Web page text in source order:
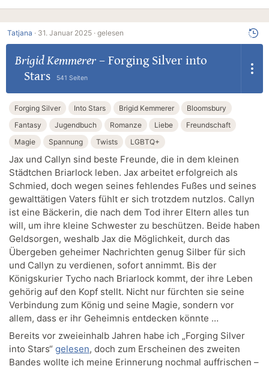
Tatjana · 31. Januar 2025 · gelesen
Brigid Kemmerer– Forging Silver into
Stars
541 Seiten
Forging Silver Into Stars Brigid Kemmerer
Bloomsbury
Fantasy
Jugendbuch Romanze Liebe
Freundschaft
Magie
Spannung Twists LGBTQ+
Jax und Callyn sind beste Freunde, die in dem kleinen
Städtchen Briarlock leben. Jax arbeitet erfolgreich als
Schmied, doch wegen seines fehlendes Fußes und seines
gewalttätigen Vaters fühlt er sich trotzdem nutzlos. Callyn
ist eine Bäckerin, die nach dem Tod ihrer Eltern alles tun
will, um ihre kleine Schwester zu beschützen. Beide haben
Geldsorgen, weshalb Jax die Möglichkeit, durch das
Übergeben geheimer Nachrichten genug Silber für sich
und Callyn zu verdienen, sofort annimmt. Bis der
Königskurier Tycho nach Briarlock kommt, der ihre Leben
gehörig auf den Kopf stellt. Nicht nur fürchten sie seine
Verbindung zum König und seine Magie, sondern vor
allem, dass er ihr Geheimnis entdecken könnte …
Bereits vor zweieinhalb Jahren habe ich „Forging Silver
into Stars“ gelesen, doch zum Erscheinen des zweiten
Bandes wollte ich meine Erinnerung nochmal auffrischen –